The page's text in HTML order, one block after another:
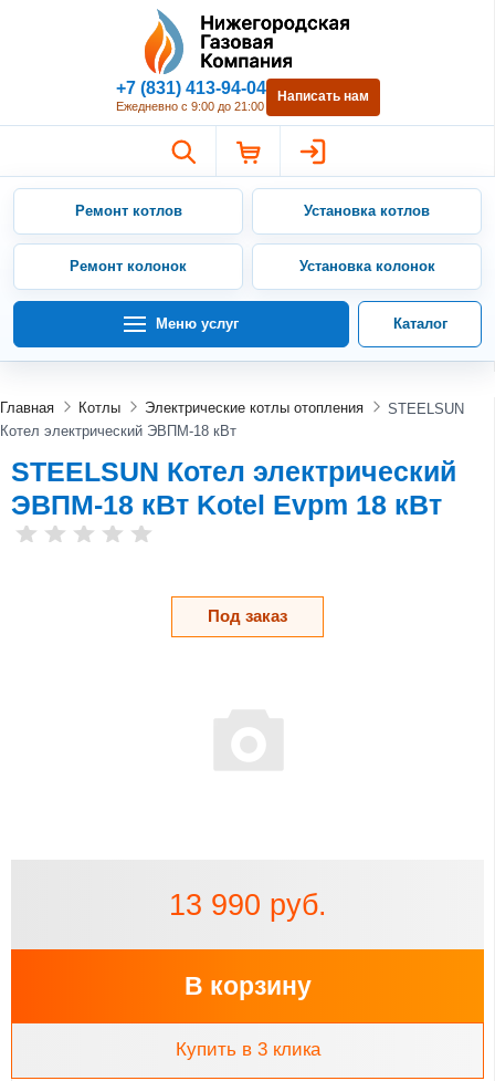
Нижегородская Газовая
+7 (831) 413-94-04
Ежедневно с 9:00 до 21:00
Написать нам
Ремонт котлов Установка котлов
Ремонт колонок Установка колонок
Меню услуг Каталог
Главная Котлы Электрические котлы отопления
STEELSUN
Котел электрический ЭВПМ-18 кВт
STEELSUN Котел электрический
ЭВПМ-18 кВт Kotel Evpm 18 кВт
Под заказ
13 990 руб.
В корзину
Купить в 3 клика